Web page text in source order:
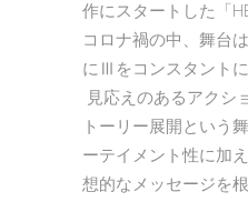
作にスタートした「
コロナ禍の中、舞台
にⅢをコンスタントに
見応えのあるアクシ
トーリー展開という
ーテイメント性に加
想的なメッセージを